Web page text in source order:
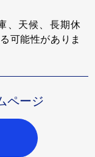
、天候、長期休
可能性がありま
ページ